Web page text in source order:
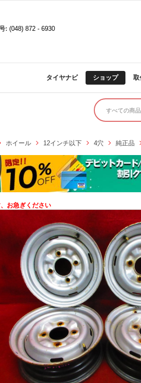
: (048) 872 - 6930
タイヤナビ ショップ 取
ホイール 12インチ以下 4穴 純正品
お急ぎください